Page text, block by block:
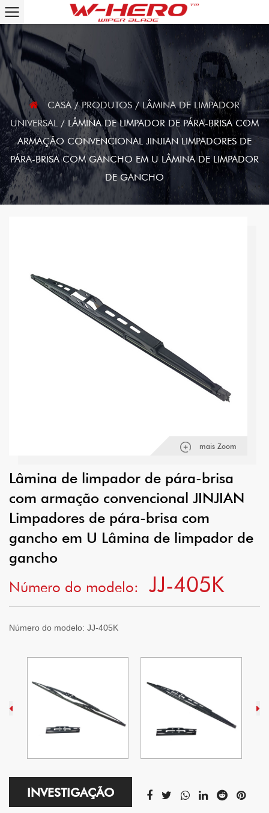
CASA/PRODUTOS/LÂMINA DE LIMPADOR
UNIVERSAL /LÂMINA DE LIMPADOR DE PÁRA-BRISA COM
ARMAÇÃO CONVENCIONAL JINJIAN LIMPADORES DE
PÁRA-BRISA COM GANCHO EM U LÂMINA DE LIMPADOR
DE GANCHO
mais Zoom
Lâmina de limpador de pára-brisa
com armação convencional JINJIAN
Limpadores de pára-brisa com
gancho em U Lâmina de limpador de
gancho
Número do modelo:
JJ-405K
Número do modelo: JJ-405K
INVESTIGAÇÃO